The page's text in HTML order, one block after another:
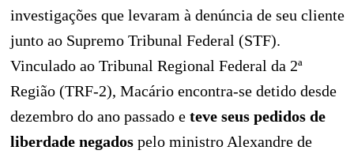
investigações que levaram à denúncia de seu cliente
junto ao Supremo Tribunal Federal (STF).
Vinculado ao Tribunal Regional Federal da 2ª
Região (TRF-2), Macário encontra-se detido desde
dezembro do ano passado e teve seus pedidos de
liberdade negados pelo ministro Alexandre de